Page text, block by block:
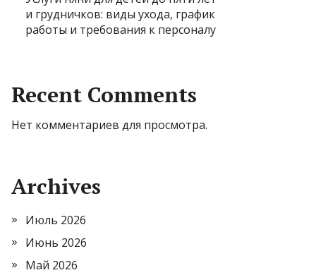
и грудничков: виды ухода, график
работы и требования к персоналу
Recent Comments
Нет комментариев для просмотра.
Archives
Июль 2026
Июнь 2026
Май 2026